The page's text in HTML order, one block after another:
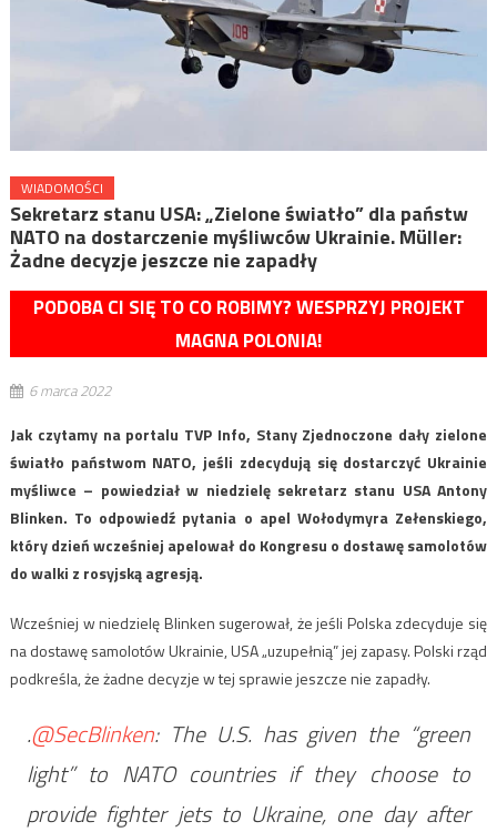
WIADOMOŚCI
Sekretarz stanu USA: „Zielone światło” dla państw
NATO na dostarczenie myśliwców Ukrainie. Müller:
Żadne decyzje jeszcze nie zapadły
PODOBA CI SIĘ TO CO ROBIMY? WESPRZYJ PROJEKT
MAGNA POLONIA!
6 marca 2022
Jak czytamy na portalu TVP Info, Stany Zjednoczone dały zielone
światło państwom NATO, jeśli zdecydują się dostarczyć Ukrainie
myśliwce – powiedział w niedzielę sekretarz stanu USA Antony
Blinken. To odpowiedź pytania o apel Wołodymyra Zełenskiego,
który dzień wcześniej apelował do Kongresu o dostawę samolotów
do walki z rosyjską agresją.
Wcześniej w niedzielę Blinken sugerował, że jeśli Polska zdecyduje się
na dostawę samolotów Ukrainie, USA „uzupełnią” jej zapasy. Polski rząd
podkreśla, że żadne decyzje w tej sprawie jeszcze nie zapadły.
.@SecBlinken: The U.S. has given the “green
light” to NATO countries if they choose to
provide fighter jets to Ukraine, one day after